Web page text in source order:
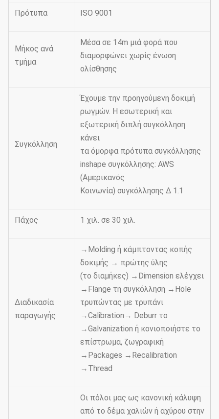
Πρότυπα ISO 9001
Μήκος ανά
τμήμα
Μέσα σε 14m μιά φορά που
διαμορφώνει χωρίς ένωση
ολίσθησης
Συγκόλληση
Έχουμε την προηγούμενη δοκιμή
ρωγμών. Η εσωτερική και
εξωτερική διπλή συγκόλληση
κάνει
τα όμορφα πρότυπα συγκόλλησης
inshape συγκόλλησης: AWS
(Αμερικανός
Κοινωνία) συγκόλλησης Δ 1.1
Πάχος 1 χιλ. σε 30 χιλ.
Διαδικασία
παραγωγής
→Molding ή κάμπτοντας κοπής
δοκιμής → πρώτης ύλης
(το διαμήκες) →Dimension ελέγχει
→Flange τη συγκόλληση →Hole
τρυπώντας με τρυπάνι
→Calibration→ Deburr το
→Galvanization ή κονιοποιήστε το
επίστρωμα, ζωγραφική
→Packages →Recalibration
→Thread
Οι πόλοι μας ως κανονική κάλυψη
από το δέμα χαλιών ή αχύρου στην